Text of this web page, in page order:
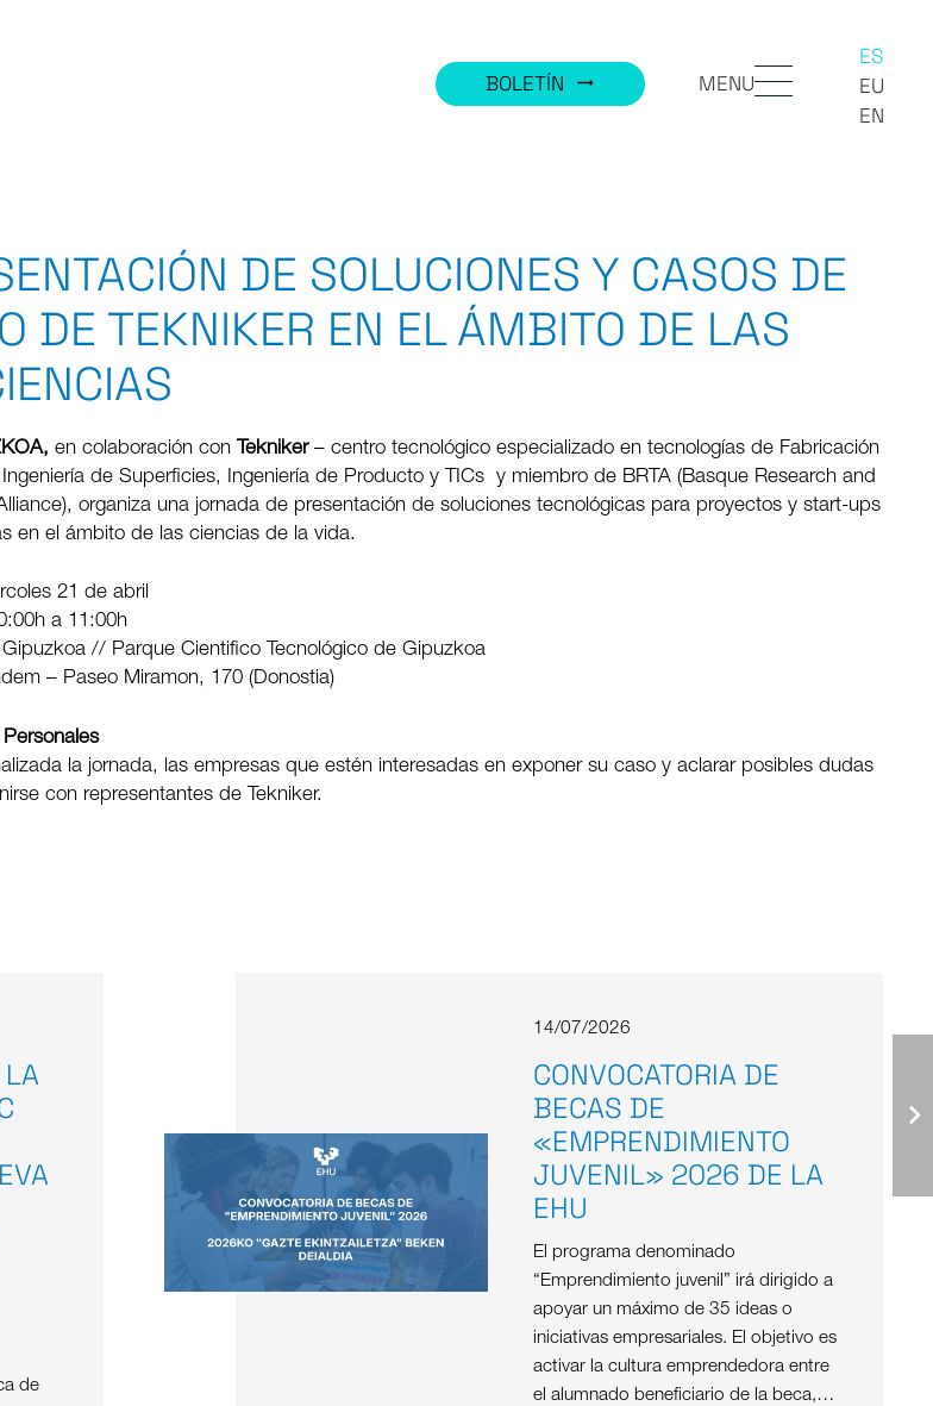
BOLETÍN trending_flat MENU
ES
EU
EN
DE SOLUCIONES Y CASOS DE
DE TEKNIKER EN EL ÁMBITO DE LAS
en colaboración con Tekniker– centro tecnológico especializado en tecnologías de Fabricación
de Superficies, Ingeniería de Producto y TICs y miembro de BRTA (Basque Research and
organiza una jornada de presentación de soluciones tecnológicas para proyectos y start-ups
en el ámbito de las ciencias de la vida.
21 de abril
a 11:00h
// Parque Cientifico Tecnológico de Gipuzkoa
– Paseo Miramon, 170 (Donostia)
la jornada, las empresas que estén interesadas en exponer su caso y aclarar posibles dudas
con representantes de Tekniker.
LA
de
14/07/2026
CONVOCATORIA DE
BECAS DE
«EMPRENDIMIENTO
JUVENIL» 2026 DE LA
EHU
El programa denominado
“Emprendimiento juvenil” irá dirigido a
apoyar un máximo de 35 ideas o
iniciativas empresariales. El objetivo es
activar la cultura emprendedora entre
el alumnado beneficiario de la beca,…